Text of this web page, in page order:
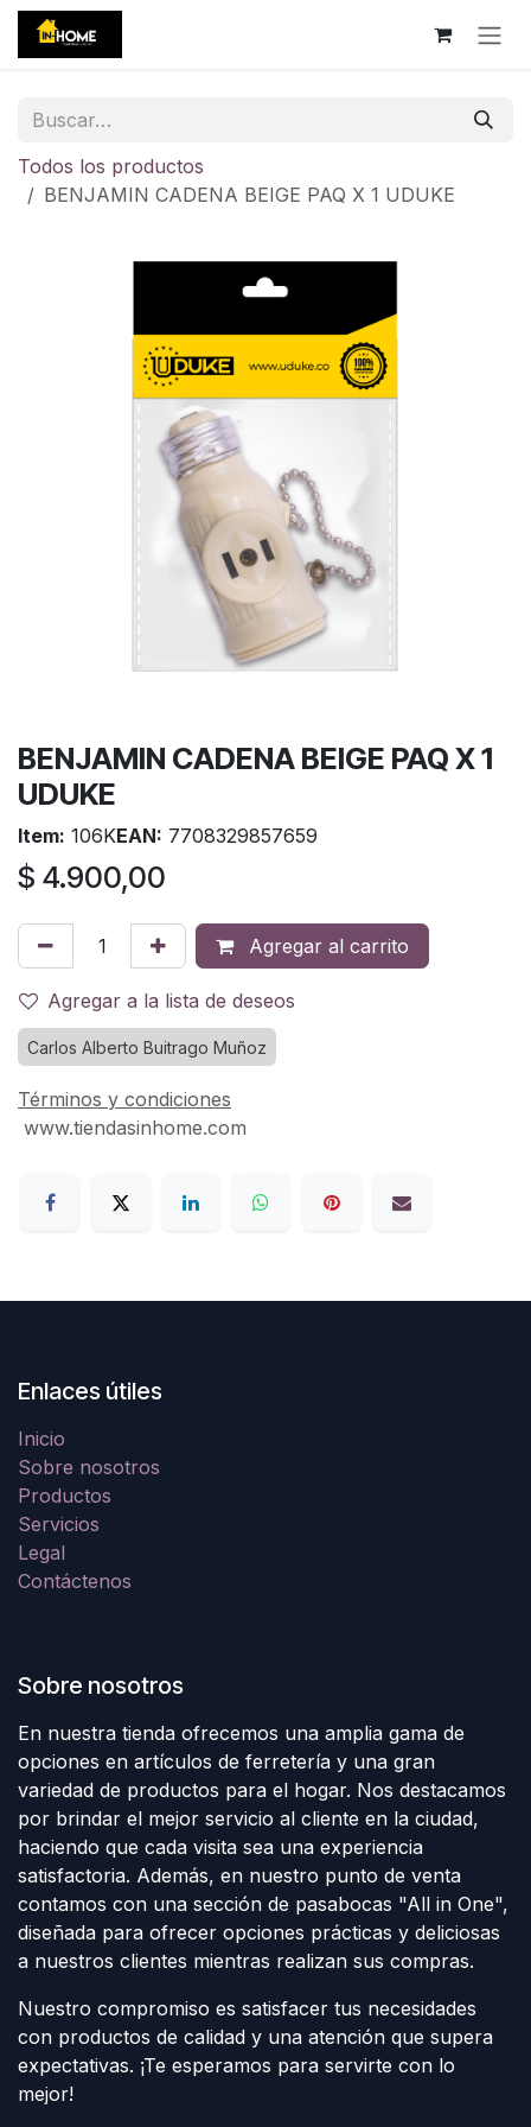
Ir al contenido
Todos los productos
BENJAMIN CADENA BEIGE PAQ X 1 UDUKE
BENJAMIN CADENA BEIGE PAQ X 1
UDUKE
Item: 106KEAN: 7708329857659
$ 4.900,00
Agregar al carrito
Agregar a la lista de deseos
Carlos Alberto Buitrago Muñoz
Términos y condiciones
www.tiendasinhome.com
Enlaces útiles
Inicio
Sobre nosotros
Productos
Servicios
Legal
Contáctenos
Sobre nosotros
En nuestra tienda ofrecemos una amplia gama de
opciones en artículos de ferretería y una gran
variedad de productos para el hogar. Nos destacamos
por brindar el mejor servicio al cliente en la ciudad,
haciendo que cada visita sea una experiencia
satisfactoria. Además, en nuestro punto de venta
contamos con una sección de pasabocas "All in One",
diseñada para ofrecer opciones prácticas y deliciosas
a nuestros clientes mientras realizan sus compras.
Nuestro compromiso es satisfacer tus necesidades
con productos de calidad y una atención que supera
expectativas. ¡Te esperamos para servirte con lo
mejor!